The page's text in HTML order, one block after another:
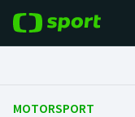
Fotbal
MOTORSPORT